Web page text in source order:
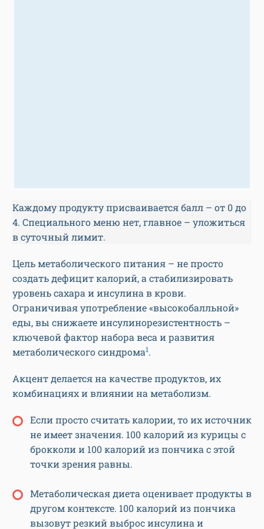
Каждому продукту присваивается балл – от 0 до
4. Специального меню нет, главное – уложиться
в суточный лимит.
Цель метаболического питания – не просто
создать дефицит калорий, а стабилизировать
уровень сахара и инсулина в крови.
Ограничивая употребление «высокобалльной»
еды, вы снижаете инсулинорезистентность –
ключевой фактор набора веса и развития
метаболического синдрома1.
Акцент делается на качестве продуктов, их
комбинациях и влиянии на метаболизм.
Если просто считать калории, то их источник
не имеет значения. 100 калорий из курицы с
брокколи и 100 калорий из пончика с этой
точки зрения равны.
Метаболическая диета оценивает продукты в
другом контексте. 100 калорий из пончика
вызовут резкий выброс инсулина и